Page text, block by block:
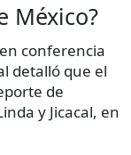
México?
conferencia
detalló que el
de
y Jicacal, en